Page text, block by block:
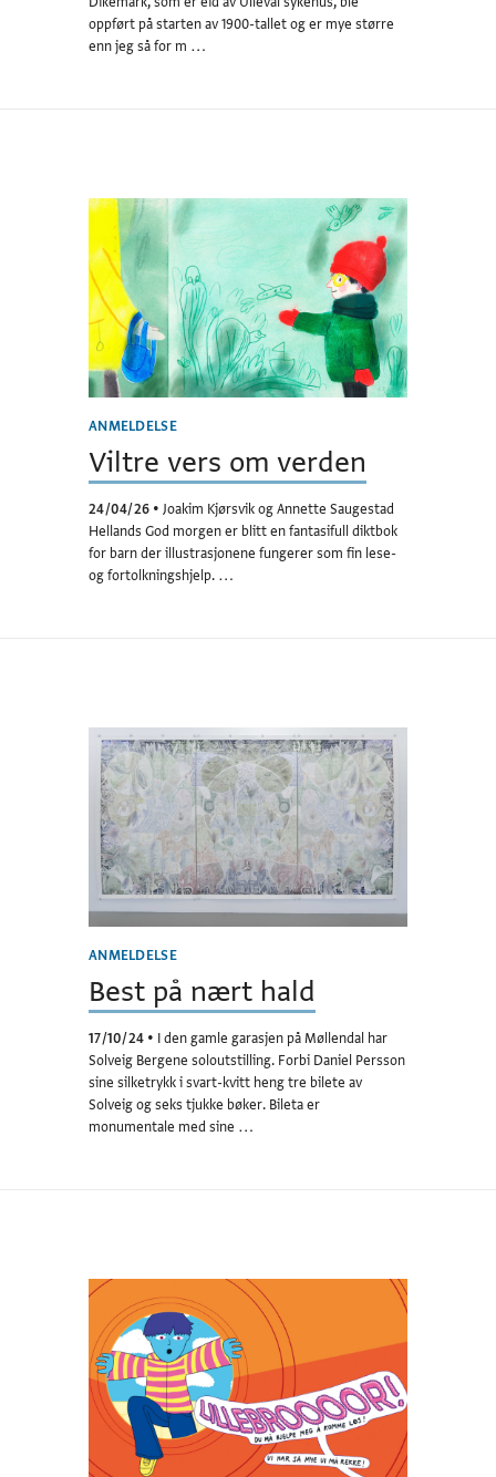
oppført på starten av 1900-tallet og er mye større
enn jeg så for m …
ANMELDELSE
Viltre vers om verden
24/04/26 • Joakim Kjørsvik og Annette Saugestad
Hellands God morgen er blitt en fantasifull diktbok
for barn der illustrasjonene fungerer som fin lese-
og fortolkningshjelp. …
ANMELDELSE
Best på nært hald
17/10/24 • I den gamle garasjen på Møllendal har
Solveig Bergene soloutstilling. Forbi Daniel Persson
sine silketrykk i svart-kvitt heng tre bilete av
Solveig og seks tjukke bøker. Bileta er
monumentale med sine …